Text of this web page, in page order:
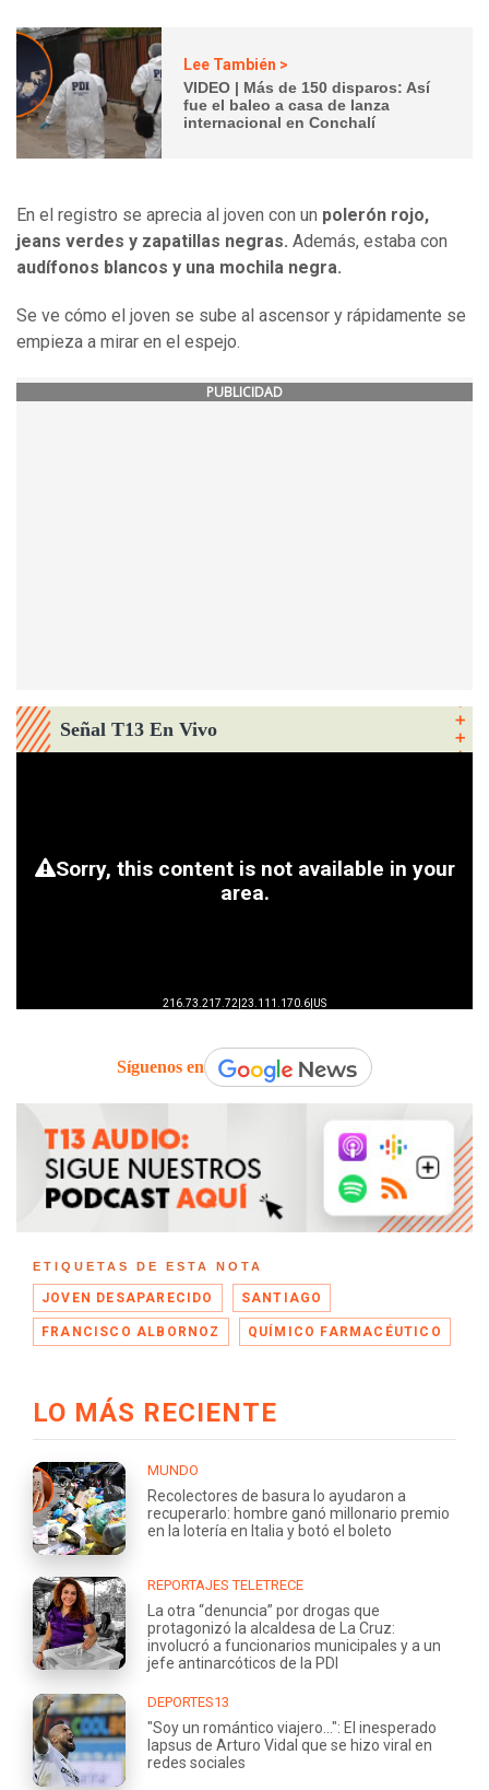
Lee También >
VIDEO | Más de 150 disparos: Así
fue el baleo a casa de lanza
internacional en Conchalí
En el registro se aprecia al joven con un polerón rojo,
jeans verdes y zapatillas negras. Además, estaba con
audífonos blancos y una mochila negra.
Se ve cómo el joven se sube al ascensor y rápidamente se
empieza a mirar en el espejo.
PUBLICIDAD
Señal T13 En Vivo
Síguenos en
ETIQUETAS DE ESTA NOTA
JOVEN DESAPARECIDO SANTIAGO
FRANCISCO ALBORNOZ QUÍMICO FARMACÉUTICO
LO MÁS RECIENTE
MUNDO
Recolectores de basura lo ayudaron a
recuperarlo: hombre ganó millonario premio
en la lotería en Italia y botó el boleto
REPORTAJES TELETRECE
La otra “denuncia” por drogas que
protagonizó la alcaldesa de La Cruz:
involucró a funcionarios municipales y a un
jefe antinarcóticos de la PDI
DEPORTES13
"Soy un romántico viajero...": El inesperado
lapsus de Arturo Vidal que se hizo viral en
redes sociales